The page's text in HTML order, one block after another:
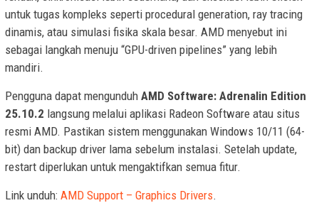
untuk tugas kompleks seperti procedural generation, ray tracing
dinamis, atau simulasi fisika skala besar. AMD menyebut ini
sebagai langkah menuju “GPU-driven pipelines” yang lebih
mandiri.
Pengguna dapat mengunduh AMD Software: Adrenalin Edition
25.10.2 langsung melalui aplikasi Radeon Software atau situs
resmi AMD. Pastikan sistem menggunakan Windows 10/11 (64-
bit) dan backup driver lama sebelum instalasi. Setelah update,
restart diperlukan untuk mengaktifkan semua fitur.
Link unduh: AMD Support – Graphics Drivers.